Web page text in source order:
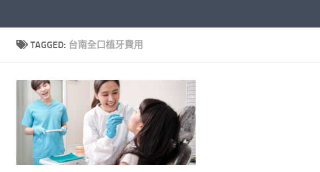
TAGGED: 台南全口植牙費用